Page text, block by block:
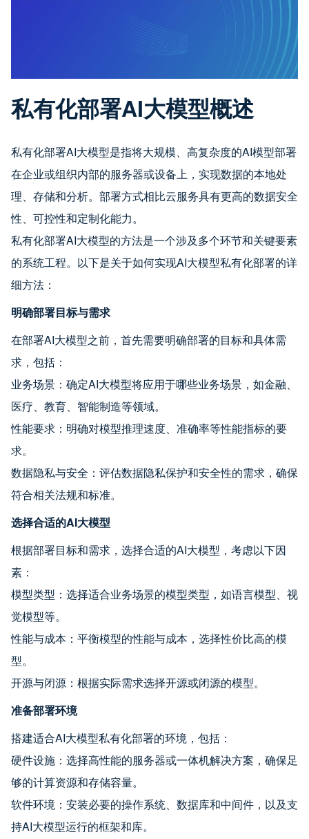
私有化部署AI大模型概述
私有化部署AI大模型是指将大规模、高复杂度的AI模型部署
在企业或组织内部的服务器或设备上，实现数据的本地处
理、存储和分析。部署方式相比云服务具有更高的数据安全
性、可控性和定制化能力。
私有化部署AI大模型的方法是一个涉及多个环节和关键要素
的系统工程。以下是关于如何实现AI大模型私有化部署的详
细方法：
明确部署目标与需求
在部署AI大模型之前，首先需要明确部署的目标和具体需
求，包括：
业务场景：确定AI大模型将应用于哪些业务场景，如金融、
医疗、教育、智能制造等领域。
性能要求：明确对模型推理速度、准确率等性能指标的要
求。
数据隐私与安全：评估数据隐私保护和安全性的需求，确保
符合相关法规和标准。
选择合适的AI大模型
根据部署目标和需求，选择合适的AI大模型，考虑以下因
素：
模型类型：选择适合业务场景的模型类型，如语言模型、视
觉模型等。
性能与成本：平衡模型的性能与成本，选择性价比高的模
型。
开源与闭源：根据实际需求选择开源或闭源的模型。
准备部署环境
搭建适合AI大模型私有化部署的环境，包括：
硬件设施：选择高性能的服务器或一体机解决方案，确保足
够的计算资源和存储容量。
软件环境：安装必要的操作系统、数据库和中间件，以及支
持AI大模型运行的框架和库。